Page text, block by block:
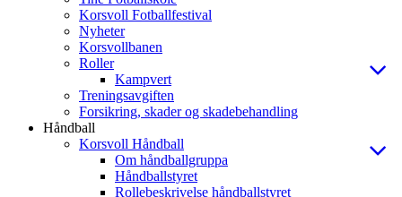
Korsvoll Fotballfestival
Nyheter
Korsvollbanen
Roller
Kampvert
Treningsavgiften
Forsikring, skader og skadebehandling
Håndball
Korsvoll Håndball
Om håndballgruppa
Håndballstyret
Rollebeskrivelse håndballstyret